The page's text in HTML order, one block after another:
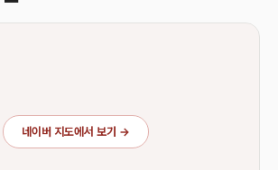
네이버 지도에서 보기 →